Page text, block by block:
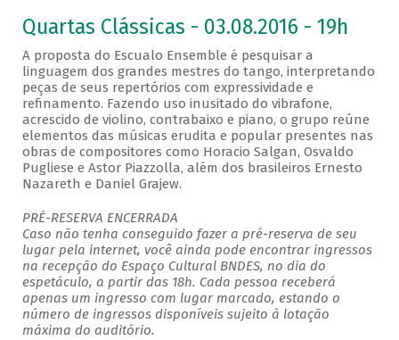
Quartas Clássicas - 03.08.2016 - 19h
A proposta do Escualo Ensemble é pesquisar a
linguagem dos grandes mestres do tango, interpretando
peças de seus repertórios com expressividade e
refinamento. Fazendo uso inusitado do vibrafone,
acrescido de violino, contrabaixo e piano, o grupo reúne
elementos das músicas erudita e popular presentes nas
obras de compositores como Horacio Salgan, Osvaldo
Pugliese e Astor Piazzolla, além dos brasileiros Ernesto
Nazareth e Daniel Grajew.
PRÉ-RESERVA ENCERRADA
Caso não tenha conseguido fazer a pré-reserva de seu
lugar pela internet, você ainda pode encontrar ingressos
na recepção do Espaço Cultural BNDES, no dia do
espetáculo, a partir das 18h. Cada pessoa receberá
apenas um ingresso com lugar marcado, estando o
número de ingressos disponíveis sujeito à lotação
máxima do auditório.